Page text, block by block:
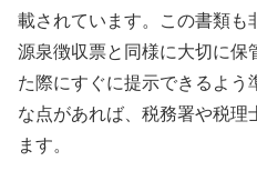
載されています。この書類も
源泉徴収票と同様に大切に保
た際にすぐに提示できるよう
な点があれば、税務署や税理
ます。